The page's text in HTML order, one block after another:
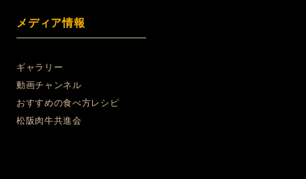
メディア情報
ギャラリー
動画チャンネル
おすすめの食べ方レシピ
松阪肉牛共進会